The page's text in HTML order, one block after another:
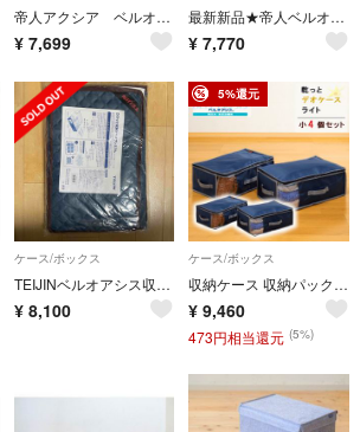
帝人アクシア ベルオアシス 収納ケース プレミアム 大2個 小1個 ネイビー
¥ 7,699
最新新品★帝人ベルオアシス収納ケース特別セット＊グレー＊BZKP033＊大2小1
¥ 7,770
ケース/ボックス
TEIJINベルオアシス収納ケースカラッと収納ケースプレミアム大2,小1個セット
¥ 8,100
5%還元
ケース/ボックス
収納ケース 収納パック 小 4個組 乾っとデオケース ライト テイジン
¥ 9,460
473円相当還元 (5%)